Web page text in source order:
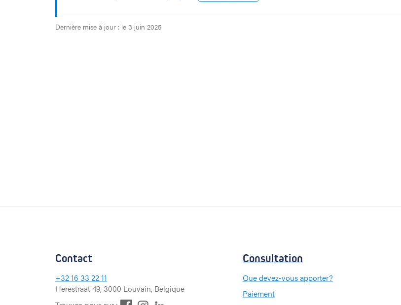
Dernière mise à jour : le 3 juin 2025
Contact
+3216 33 22 11
Herestraat 49, 3000 Louvain, Belgique
Consultation
Que devez-vous apporter?
Paiement